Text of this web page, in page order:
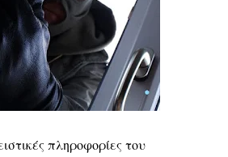
πληροφορίες του